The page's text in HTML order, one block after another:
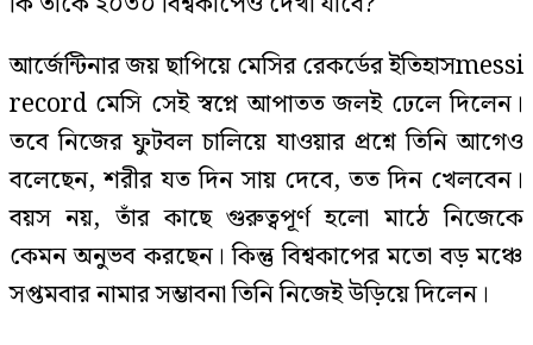
আর্জেন্টিনার জয় ছাপিয়ে মেসির রেকর্ডের ইতিহাসmessi
record মেসি সেই স্বপ্নে আপাতত জলই ঢেলে দিলেন।
তবে নিজের ফুটবল চালিয়ে যাওয়ার প্রশ্নে তিনি আগেও
বলেছেন, শরীর যত দিন সায় দেবে, তত দিন খেলবেন।
বয়স নয়, তাঁর কাছে গুরুত্বপূর্ণ হলো মাঠে নিজেকে
কেমন অনুভব করছেন। কিন্তু বিশ্বকাপের মতো বড় মঞ্চে
সপ্তমবার নামার সম্ভাবনা তিনি নিজেই উড়িয়ে দিলেন।